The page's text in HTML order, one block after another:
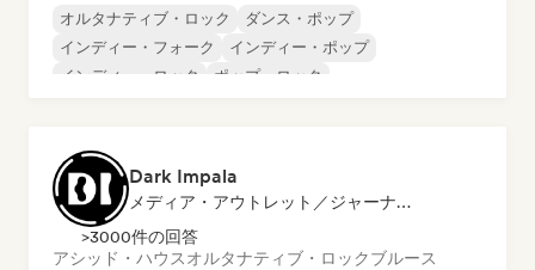
オルタナティブ・ロック
ダンス・ポップ
インディー・フォーク
インディー・ポップ
インディー・ロック
ポップ・ロック
Dark Impala
メディア・アウトレット／ジャーナリスト
>3000件の回答
アシッド・ハウスオルタナティブ・ロックブルース